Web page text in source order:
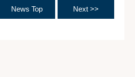
News Top Next >>